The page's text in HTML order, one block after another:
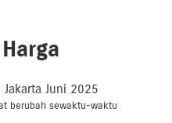
Jakarta Juni 2025
berubah sewaktu-waktu